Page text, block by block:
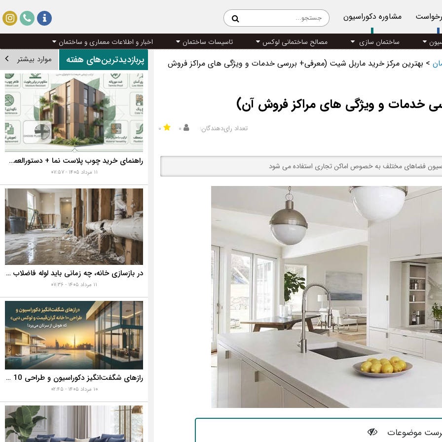
مشاوره دکوراسیون
ساختمان سازی مصالح ساختمانی لوکس تاسیسات ساختمان اخبار و اطلاعات معماری و ساختمان
> بهترین مرکز خرید ماربل شیت (معرفی+ بررسی خدمات و ویژگی های مراکز فروش
خدمات و ویژگی های مراکز فروش آن)
تعداد رای‌دهندگان: ۰ ۰
فضاهای مختلف به خصوص اماکن تجاری استفاده می شود
موضوعات
پربازدیدترین‌های هفته موارد بیشتر
راهنمای خرید چوب پلاست نما + دستورالعمل نصب اصولی
۱۱ مرداد ۱۴۰۵ - ۰۷:۵۷
در بازسازی خانه، چه زمانی باید لوله فاضلاب را تعویض کنیم؟ ۷ نشانه‌ای که نباید نادیده بگیرید
۱۱ مرداد ۱۴۰۵ - ۰۷:۳۶
رازهای شگفت‌انگیز دکوراسیون و طراحی 10 خانه گران‌قیمت و لوکس دبی که هوش از سرتان می‌برد!
۱۰ مرداد ۱۴۰۵ - ۰۲:۴۵